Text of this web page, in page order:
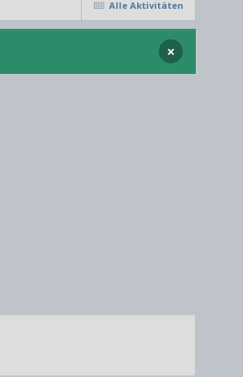
Alle Aktivitäten
×